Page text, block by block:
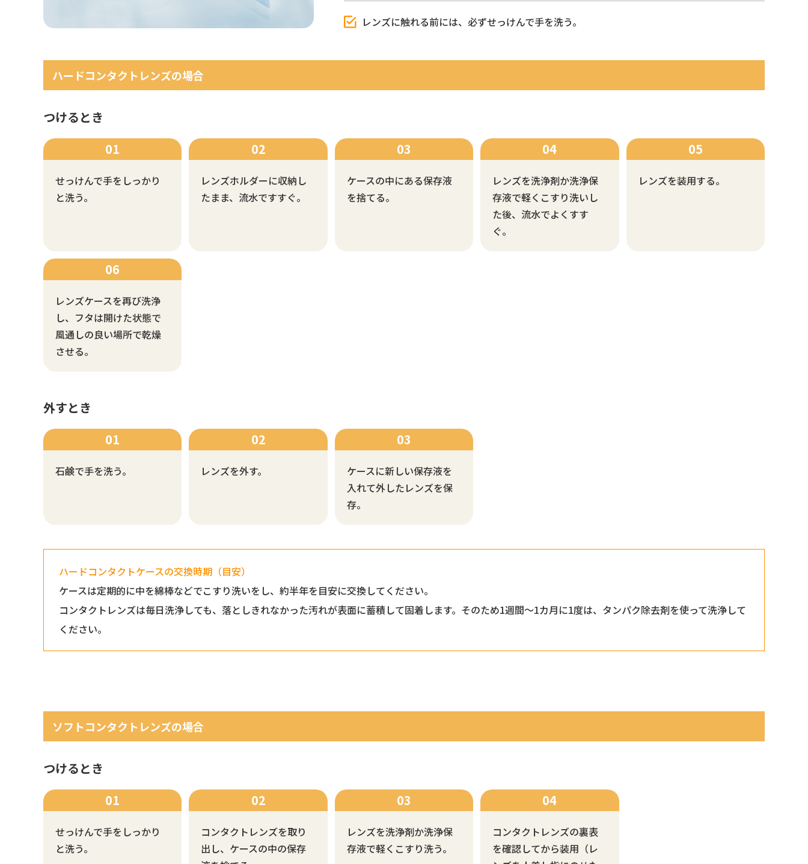
レンズに触れる前には、必ずせっけんで手を洗う。
ハードコンタクトレンズの場合
つけるとき
せっけんで手をしっかり
と洗う。
レンズホルダーに収納し
たまま、流水ですすぐ。
ケースの中にある保存液
を捨てる。
レンズを洗浄剤か洗浄保
存液で軽くこすり洗いし
た後、流水でよくすす
ぐ。
レンズを装用する。
レンズケースを再び洗浄
し、フタは開けた状態で
風通しの良い場所で乾燥
させる。
外すとき
石鹸で手を洗う。 レンズを外す。
ケースに新しい保存液を
入れて外したレンズを保
存。
ハードコンタクトケースの交換時期（目安）
ケースは定期的に中を綿棒などでこすり洗いをし、約半年を目安に交換してください。
コンタクトレンズは毎日洗浄しても、落としきれなかった汚れが表面に蓄積して固着します。そのため1週間～1カ月に1度は、タンパク除去剤を使って洗浄して
ください。
ソフトコンタクトレンズの場合
つけるとき
せっけんで手をしっかり
と洗う。
コンタクトレンズを取り
出し、ケースの中の保存
レンズを洗浄剤か洗浄保
存液で軽くこすり洗う。
コンタクトレンズの裏表
を確認してから装用（レ